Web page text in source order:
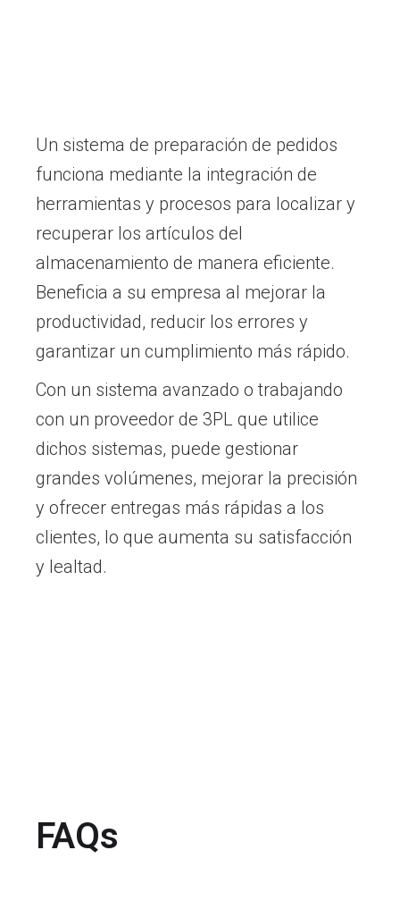
Un sistema de preparación de pedidos
funciona mediante la integración de
herramientas y procesos para localizar y
recuperar los artículos del
almacenamiento de manera eficiente.
Beneficia a su empresa al mejorar la
productividad, reducir los errores y
garantizar un cumplimiento más rápido.
Con un sistema avanzado o trabajando
con un proveedor de 3PL que utilice
dichos sistemas, puede gestionar
grandes volúmenes, mejorar la precisión
y ofrecer entregas más rápidas a los
clientes, lo que aumenta su satisfacción
y lealtad.
FAQs